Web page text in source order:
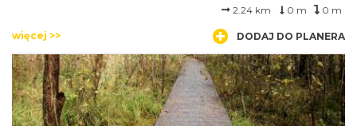
(faliste struktury dna dawnego morza). 2.24 km
0 m 0 m
więcej >> DODAJ DO PLANERA